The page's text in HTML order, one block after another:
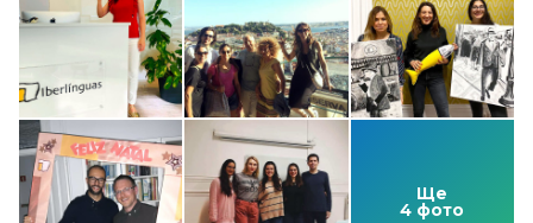
Ще
4 фото